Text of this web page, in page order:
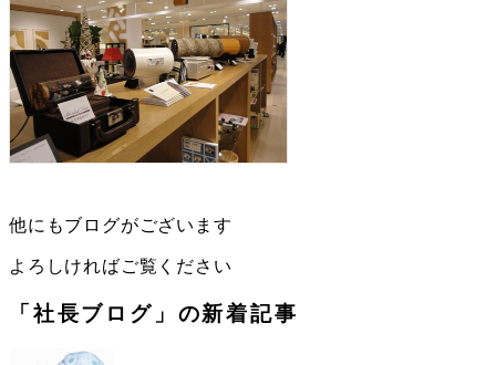
他にもブログがございます
よろしければご覧ください
「社長ブログ」の新着記事